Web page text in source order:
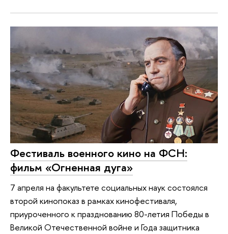
Фестиваль военного кино на ФСН:
фильм «Огненная дуга»
7 апреля на факультете социальных наук состоялся
второй кинопоказ в рамках кинофестиваля,
приуроченного к празднованию 80-летия Победы в
Великой Отечественной войне и Года защитника